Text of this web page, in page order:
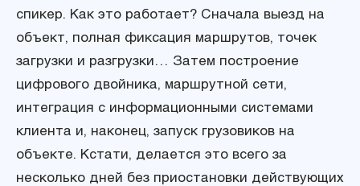
спикер. Как это работает? Сначала выезд на
объект, полная фиксация маршрутов, точек
загрузки и разгрузки… Затем построение
цифрового двойника, маршрутной сети,
интеграция с информационными системами
клиента и, наконец, запуск грузовиков на
объекте. Кстати, делается это всего за
несколько дней без приостановки действующих